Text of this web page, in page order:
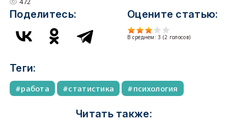
Поделитесь: Оцените статью:
В среднем:3 (2 голосов)
Теги:
работа статистика психология
Читать также: